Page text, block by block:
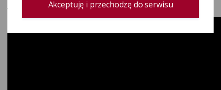
Jak oddać głos? II tura (język polski migowy)
Akceptuję i przechodzę do serwisu